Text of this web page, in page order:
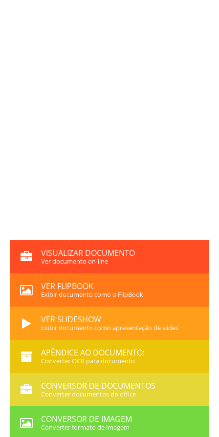
VISUALIZAR DOCUMENTO
Ver documento on-line
VER FLIPBOOK
Exibir documento como o FlipBook
VER SLIDESHOW
Exibir documento como apresentação de slides
APÊNDICE AO DOCUMENTO:
Converter OCR para documento
CONVERSOR DE DOCUMENTOS
Converter documentos do office
CONVERSOR DE IMAGEM
Converter formato de imagem